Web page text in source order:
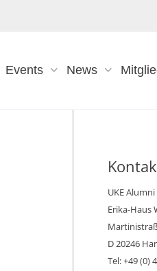
Events News
UKE
Erika-Haus
D 20246
Tel: +49 (0)